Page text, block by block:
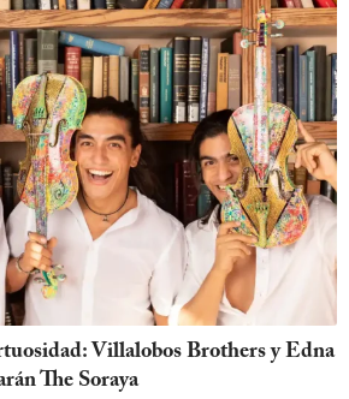
Villalobos Brothers y Edna
The Soraya